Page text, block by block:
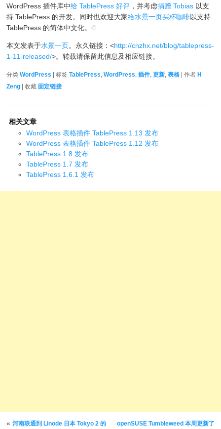
WordPress 插件库中给 TablePress 好评 ，并考虑捐赠 Tobias 以支
持 TablePress 的开发。同时也欢迎大家给水景一页买杯咖啡以支持
TablePress 的简体中文化。©
本文发表于水景一页。永久链接：<http://cnzhx.net/blog/tablepress-
1-11-released/>。转载请保留此信息及相应链接。
分类WordPress | 标签TablePress,WordPress,插件,更新,表格 | 作者 H
Zeng | 收藏 固定链接
相关文章
WordPress 表格插件 TablePress 1.13 发布
WordPress 表格插件 TablePress 1.12 发布
TablePress 1.8 发布
TablePress 1.7 发布
TablePress 1.6.1 发布
文章导航
«河南联通到 Linode 日本 Tokyo 2 的 openSUSE Tumbleweed 本周更新了